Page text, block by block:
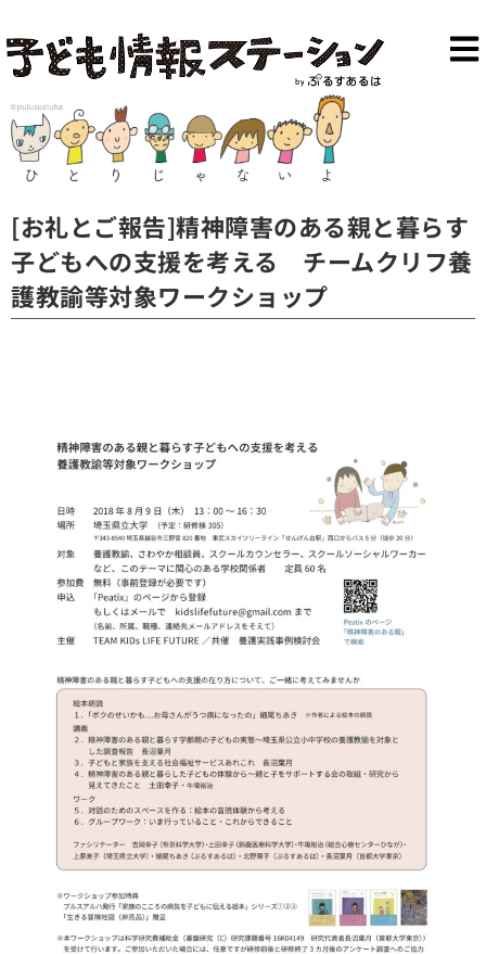
[お礼とご報告]精神障害のある親と暮らす
子どもへの支援を考える チームクリフ養
護教諭等対象ワークショップ